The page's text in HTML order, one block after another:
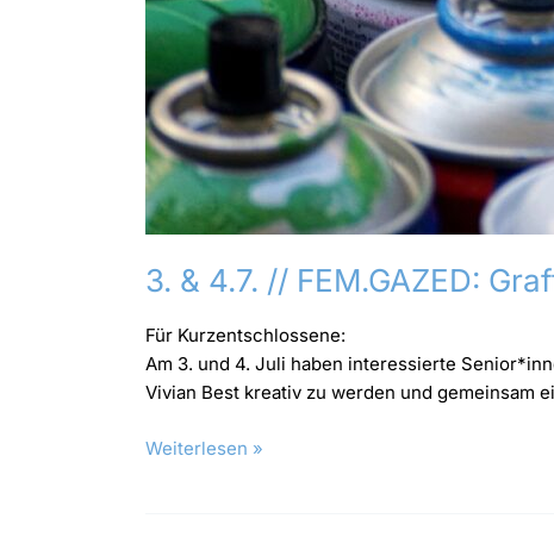
3. & 4.7. // FEM.GAZED:
Für Kurzentschlossene:
Am 3. und 4. Juli haben interessierte
Vivian Best kreativ zu werden und gemeinsam
Weiterlesen »